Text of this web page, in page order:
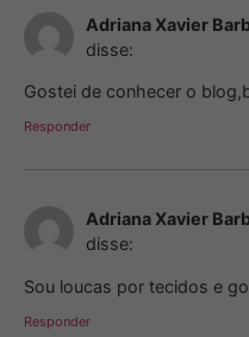
Adriana Xavier
disse:
Gostei de conhecer o
Responder
Adriana Xavier
disse:
Sou loucas por tecidos e
Responder